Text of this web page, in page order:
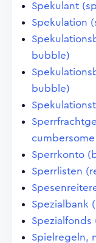
Spekulant
Spekulation
bubble)
bubble)
Sperrkonto
Sperrlisten
Spezialbank
Spezialfonds
Spielregeln,